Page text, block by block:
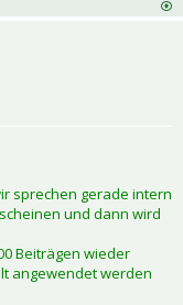
sprechen gerade intern
und dann wird
Beiträgen wieder
angewendet werden